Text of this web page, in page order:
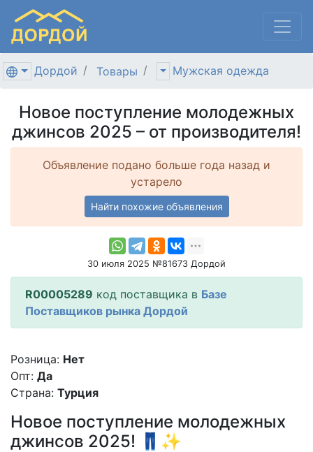
Дордой Товары Мужская одежда
Новое поступление молодежных
джинсов 2025 – от производителя!
Объявление подано больше года назад и
устарело
Найти похожие объявления
30 июля 2025 №81673 Дордой
R00005289 код поставщика в Базе
Поставщиков рынка Дордой
Розница: Нет
Опт: Да
Страна: Турция
Новое поступление молодежных
джинсов 2025! 👖✨